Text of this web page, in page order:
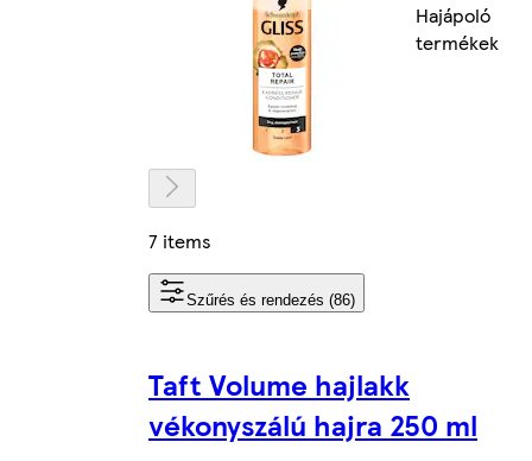
Hajápoló
termékek
7 items
Szűrés és rendezés (86)
Taft Volume hajlakk
vékonyszálú hajra 250 ml